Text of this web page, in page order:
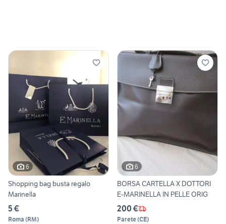
6
Shopping bag busta regalo
Marinella
5 €
Roma (RM)
6
BORSA CARTELLA X DOTTORI
E-MARINELLA IN PELLE ORIG
200 €
Parete(CE)